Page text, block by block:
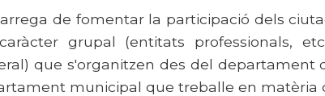
de fomentar la participació dels
grupal (entitats professionals,
que s'organitzen des del departament
municipal que treballe en matèria